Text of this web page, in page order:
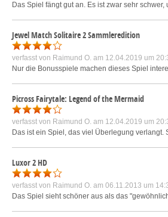
Das Spiel fängt gut an. Es ist zwar sehr
Jewel Match Solitaire 2 Sammleredition
verfasst von Raimund O. am 12.04.2019 um
Nur die Bonusspiele machen dieses Spiel
Picross Fairytale: Legend of the Mermaid
verfasst von Raimund O. am 12.04.2019 um
Das ist ein Spiel, das viel Überlegung
Luxor 2 HD
verfasst von Raimund O. am 06.11.2013 um
Das Spiel sieht schöner aus als das